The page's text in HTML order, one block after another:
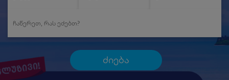
ძიება